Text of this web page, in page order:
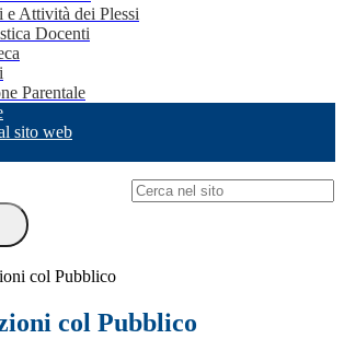
e Attività dei Plessi
Docenti
Parentale
sito web
col Pubblico
col Pubblico